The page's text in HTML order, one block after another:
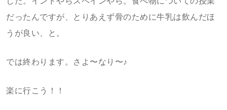
だったんですが、とりあえず骨のために牛乳は飲んだほ
うが良い、と。
では終わります。さよ〜なり〜♪
楽に行こう！！